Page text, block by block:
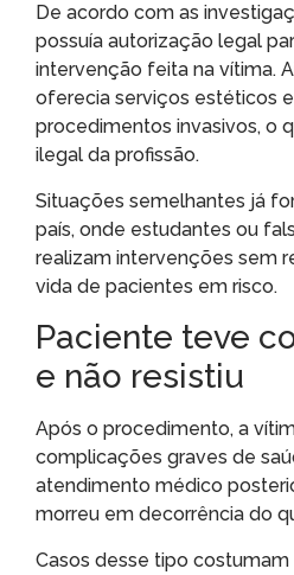
De acordo com as
possuía autorização legal
intervenção feita na vítima.
oferecia serviços estéticos
procedimentos invasivos, o
ilegal da profissão.
Situações semelhantes já
país, onde estudantes ou
realizam intervenções sem
vida de pacientes em risco.
Paciente teve
e não resistiu
Após o procedimento, a
complicações graves de
atendimento médico
morreu em decorrência do
Casos desse tipo